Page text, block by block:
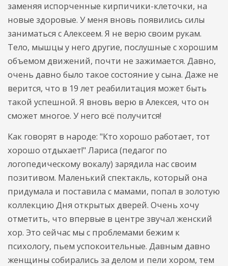
заменяя испорченные кирпичики-клеточки, на
новые здоровые. У меня вновь появились силы
заниматься с Алексеем. Я не верю своим рукам.
Тело, мышцы у него другие, послушные с хорошим
объемом движений, почти не зажимается. Давно,
очень давно было такое состояние у сына. Даже не
верится, что в 19 лет реабилитация может быть
такой успешной. Я вновь верю в Алексея, что он
сможет многое. У него всё получится!
Как говорят в народе: "Кто хорошо работает, тот
хорошо отдыхает!" Лариса (педагог по
логопедическому вокалу) зарядила нас своим
позитивом. Маленький спектакль, который она
придумала и поставила с мамами, попал в золотую
коллекцию Дня открытых дверей. Очень хочу
отметить, что впервые в центре звучал женский
хор. Это сейчас мы с проблемами бежим к
психологу, пьем успокоительные. Давным давно
женщины собирались за делом и пели хором, тем